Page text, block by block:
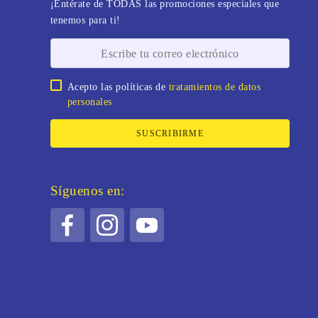
¡Entérate de TODAS las promociones especiales que
tenemos para ti!
Acepto las políticas de tratamientos de datos
personales
SUSCRIBIRME
Síguenos en: